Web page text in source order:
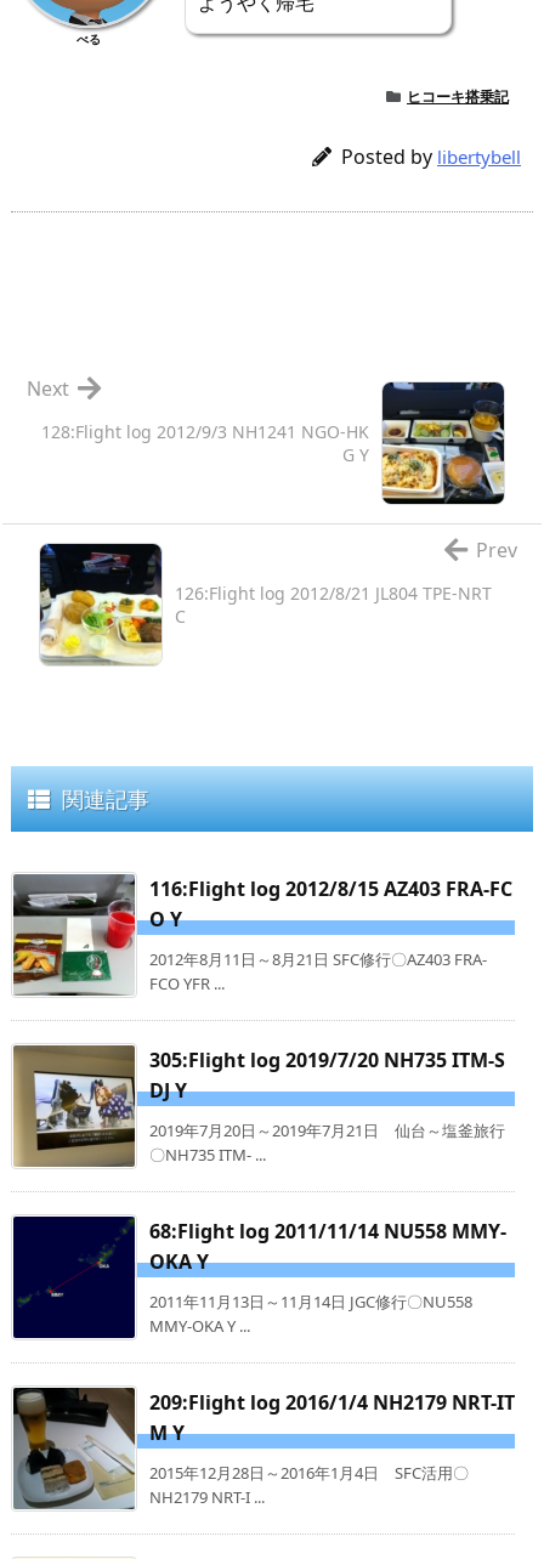
べる
ヒコーキ搭乗記
Posted by libertybell
128:Flight log 2012/9/3 NH1241 NGO-HK
G Y
Next
126:Flight log 2012/8/21 JL804 TPE-NRT
C
Prev
関連記事
116:Flight log 2012/8/15 AZ403 FRA-FC
O Y
2012年8月11日～8月21日 SFC修行〇AZ403 FRA-
FCO YFR ...
305:Flight log 2019/7/20 NH735 ITM-S
DJ Y
2019年7月20日～2019年7月21日 仙台～塩釜旅行
〇NH735 ITM- ...
68:Flight log 2011/11/14 NU558 MMY-
OKA Y
2011年11月13日～11月14日 JGC修行〇NU558
MMY-OKA Y ...
209:Flight log 2016/1/4 NH2179 NRT-IT
M Y
2015年12月28日～2016年1月4日 SFC活用〇
NH2179 NRT-I ...